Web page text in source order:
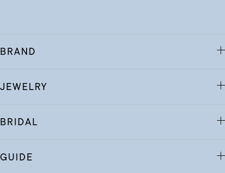
BRAND
JEWELRY
BRIDAL
GUIDE